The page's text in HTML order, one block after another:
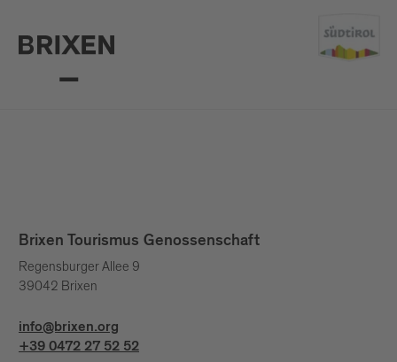
Brixen Tourismus Genossenschaft
Regensburger Allee 9
39042 Brixen
info@brixen.org
+39 0472 27 52 52